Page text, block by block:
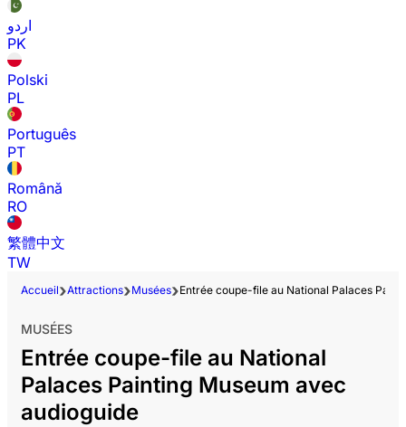
اردو
PK
Polski
PL
Português
PT
Română
RO
繁體中文
TW
Accueil Attractions Musées Entrée coupe-file au National Palaces
MUSÉES
Entrée coupe-file au National
Palaces Painting Museum avec
audioguide